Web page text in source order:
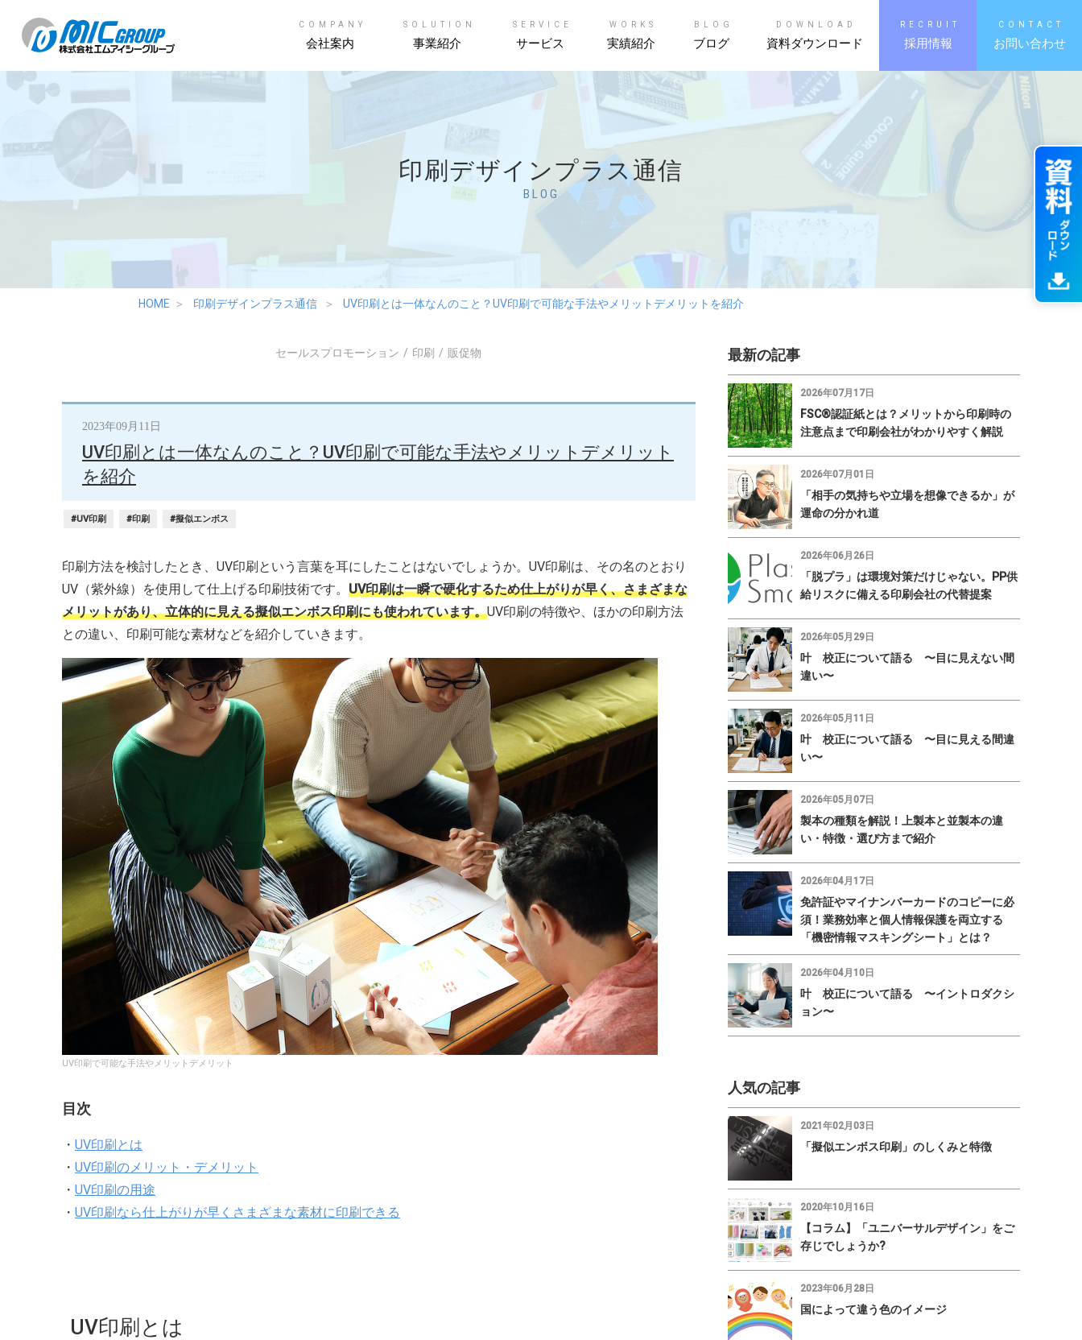
COMPANY
会社案内
SOLUTION
事業紹介
SERVICE
サービス
WORKS
実績紹介
BLOG
ブログ
DOWNLOAD
資料ダウンロード
RECRUIT
採用情報
CONTACT
お問い合わせ
印刷デザインプラス通信
BLOG
HOME 印刷デザインプラス通信 UV印刷とは一体なんのこと？UV印刷で可能な手法やメリットデメリットを紹介
セールスプロモーション 印刷 販促物
2023年09月11日
UV印刷とは一体なんのこと？UV印刷で可能な手法やメリットデメリット
を紹介
#UV印刷 #印刷 #擬似エンボス
印刷方法を検討したとき、UV印刷という言葉を耳にしたことはないでしょうか。UV印刷は、その名のとおり
UV（紫外線）を使用して仕上げる印刷技術です。 UV印刷は一瞬で硬化するため仕上がりが早く、さまざまな
メリットがあり、立体的に見える擬似エンボス印刷にも使われています。UV印刷の特徴や、ほかの印刷方法
との違い、印刷可能な素材などを紹介していきます。
UV印刷で可能な手法やメリットデメリット
目次
・ UV印刷とは
・ UV印刷のメリット・デメリット
・ UV印刷の用途
・ UV印刷なら仕上がりが早くさまざまな素材に印刷できる
UV印刷とは
最新の記事
2026年07月17日
FSC®認証紙とは？メリットから印刷時の
注意点まで印刷会社がわかりやすく解説
2026年07月01日
「相手の気持ちや立場を想像できるか」が
運命の分かれ道
2026年06月26日
「脱プラ」は環境対策だけじゃない。PP供
給リスクに備える印刷会社の代替提案
2026年05月29日
叶 校正について語る 〜目に見えない間
違い〜
2026年05月11日
叶 校正について語る 〜目に見える間違
い〜
2026年05月07日
製本の種類を解説！上製本と並製本の違
い・特徴・選び方まで紹介
2026年04月17日
免許証やマイナンバーカードのコピーに必
須！業務効率と個人情報保護を両立する
「機密情報マスキングシート」とは？
2026年04月10日
叶 校正について語る 〜イントロダクシ
ョン〜
人気の記事
2021年02月03日
「擬似エンボス印刷」のしくみと特徴
2020年10月16日
【コラム】「ユニバーサルデザイン」をご
存じでしょうか?
2023年06月28日
国によって違う色のイメージ